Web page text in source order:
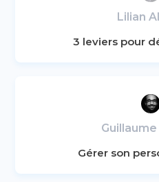
Lilian
3 leviers pour
Gérer son